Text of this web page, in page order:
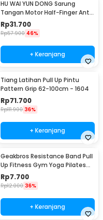
HU WAI YUN DONG Sarung
Tangan Motor Half-Finger Anti
Slip Riding Glove L - HWYD
Rp31.700
Rp57.900 46%
+ Keranjang
Tiang Latihan Pull Up Pintu
Pattern Grip 62-100cm - 1604
Rp71.700
Rp111.900 36%
+ Keranjang
Geakbros Resistance Band Pull
Up Fitness Gym Yoga Pilates
Karet TPR - GK-YG34
Rp7.700
Rp12.000 36%
+ Keranjang